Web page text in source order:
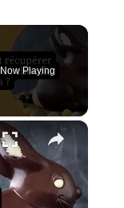
Now Playing
×